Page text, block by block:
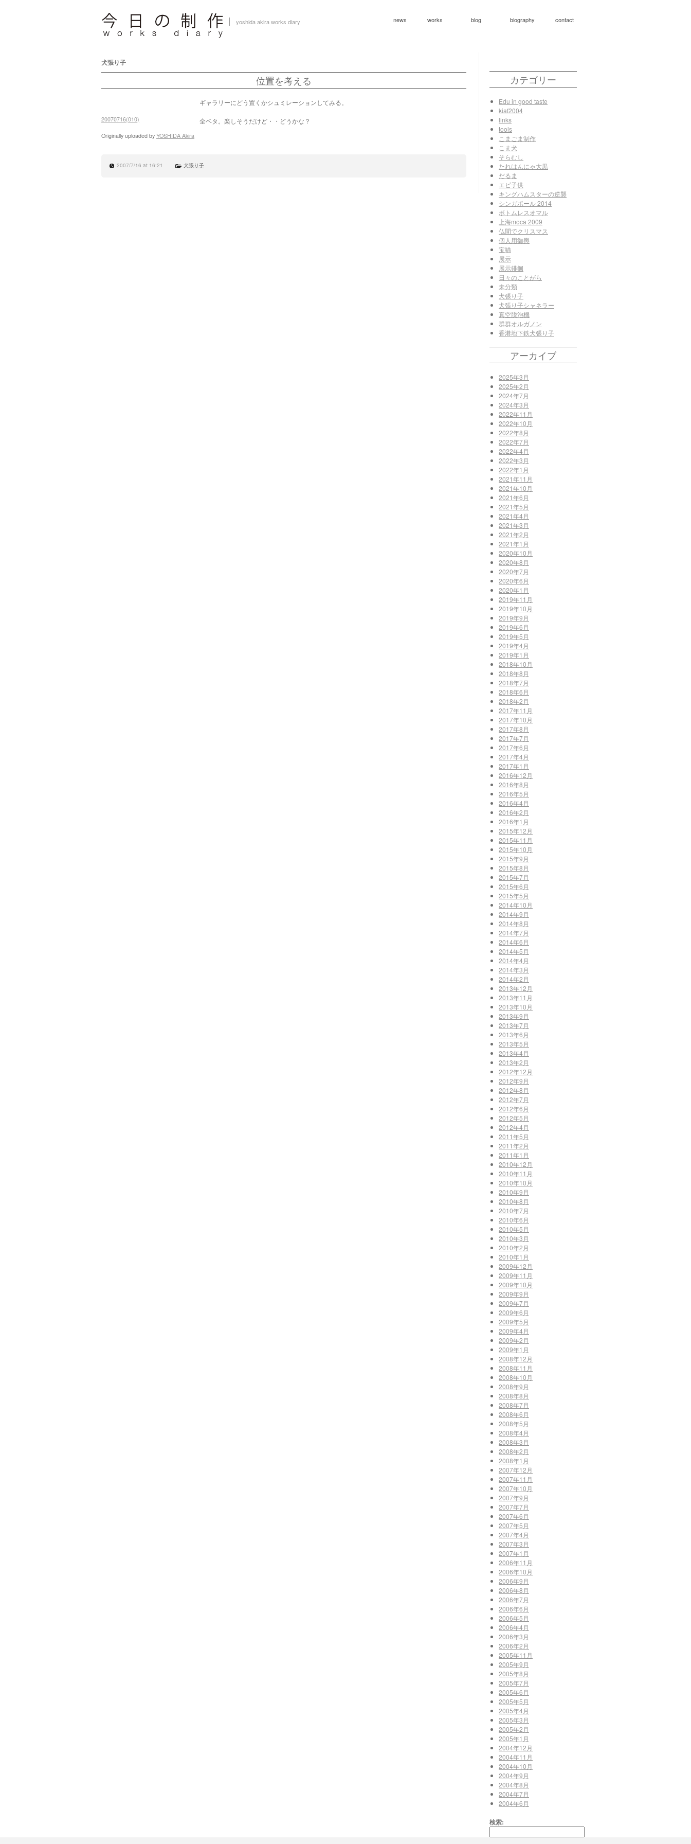
yoshida akira works diary news works blog biography contact
犬張り子
位置を考える
20070716(010)
Originally uploaded by YOSHIDA Akira
ギャラリーにどう置くかシュミレーションしてみる。
全ベタ。楽しそうだけど・・どうかな？
2007/7/16 at 16:21 犬張り子
カテゴリー
Edu in good taste
kiaf2004
links
tools
こまごま制作
こま犬
そらむし
たれはんにゃ大黒
だるま
エビ子供
キングハムスターの逆襲
シンガポール 2014
ボトムレスオマル
上海moca 2009
仏間でクリスマス
個人用御輿
宝猫
展示
展示徘徊
日々のことがら
未分類
犬張り子
犬張り子シャネラー
真空脱泡機
群群オルガノン
香港地下鉄犬張り子
アーカイブ
2025年3月
2025年2月
2024年7月
2024年3月
2022年11月
2022年10月
2022年8月
2022年7月
2022年4月
2022年3月
2022年1月
2021年11月
2021年10月
2021年6月
2021年5月
2021年4月
2021年3月
2021年2月
2021年1月
2020年10月
2020年8月
2020年7月
2020年6月
2020年1月
2019年11月
2019年10月
2019年9月
2019年6月
2019年5月
2019年4月
2019年1月
2018年10月
2018年8月
2018年7月
2018年6月
2018年2月
2017年11月
2017年10月
2017年8月
2017年7月
2017年6月
2017年4月
2017年1月
2016年12月
2016年8月
2016年5月
2016年4月
2016年2月
2016年1月
2015年12月
2015年11月
2015年10月
2015年9月
2015年8月
2015年7月
2015年6月
2015年5月
2014年10月
2014年9月
2014年8月
2014年7月
2014年6月
2014年5月
2014年4月
2014年3月
2014年2月
2013年12月
2013年11月
2013年10月
2013年9月
2013年7月
2013年6月
2013年5月
2013年4月
2013年2月
2012年12月
2012年9月
2012年8月
2012年7月
2012年6月
2012年5月
2012年4月
2011年5月
2011年2月
2011年1月
2010年12月
2010年11月
2010年10月
2010年9月
2010年8月
2010年7月
2010年6月
2010年5月
2010年3月
2010年2月
2010年1月
2009年12月
2009年11月
2009年10月
2009年9月
2009年7月
2009年6月
2009年5月
2009年4月
2009年2月
2009年1月
2008年12月
2008年11月
2008年10月
2008年9月
2008年8月
2008年7月
2008年6月
2008年5月
2008年4月
2008年3月
2008年2月
2008年1月
2007年12月
2007年11月
2007年10月
2007年9月
2007年7月
2007年6月
2007年5月
2007年4月
2007年3月
2007年1月
2006年11月
2006年10月
2006年9月
2006年8月
2006年7月
2006年6月
2006年5月
2006年4月
2006年3月
2006年2月
2005年11月
2005年9月
2005年8月
2005年7月
2005年6月
2005年5月
2005年4月
2005年3月
2005年2月
2005年1月
2004年12月
2004年11月
2004年10月
2004年9月
2004年8月
2004年7月
2004年6月
検索: